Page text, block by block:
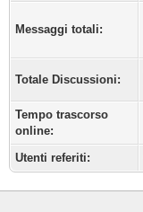
Messaggi totali:
Totale Discussioni:
Tempo trascorso
online:
Utenti referiti: